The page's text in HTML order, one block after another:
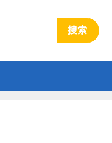
搜索